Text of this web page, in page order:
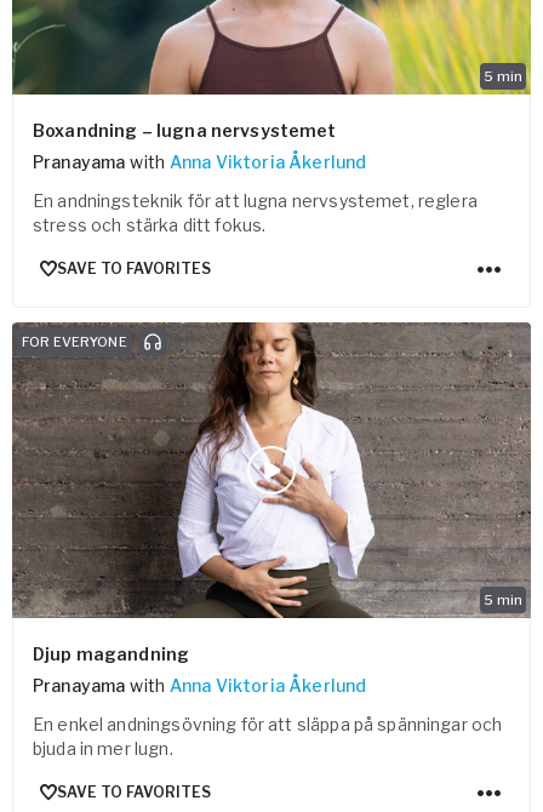
5 min
Boxandning – lugna nervsystemet
Pranayama with Anna Viktoria Åkerlund
En andningsteknik för att lugna nervsystemet, reglera
stress och stärka ditt fokus.
SAVE TO FAVORITES
5 min
FOR EVERYONE
Djup magandning
Pranayama with Anna Viktoria Åkerlund
En enkel andningsövning för att släppa på spänningar och
bjuda in mer lugn.
SAVE TO FAVORITES